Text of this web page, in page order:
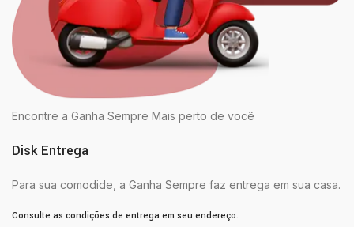
Encontre a Ganha Sempre Mais perto de você
Disk Entrega
Para sua comodide, a Ganha Sempre faz entrega em sua casa.
Consulte as condições de entrega em seu endereço.